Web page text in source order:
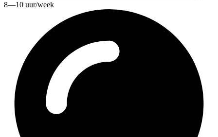
8—10 uur/week